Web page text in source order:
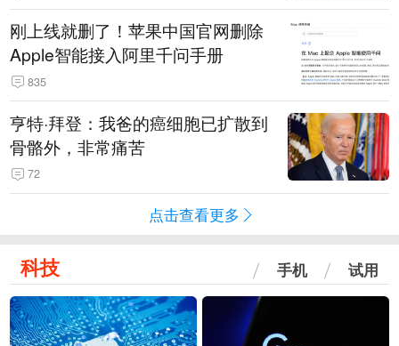
刚上线就删了！苹果中国官网删除
Apple智能接入阿里千问手册
835
亨特·拜登：我爸的癌细胞已扩散到
骨骼外，非常痛苦
72
点击查看更多
科技 手机 试用